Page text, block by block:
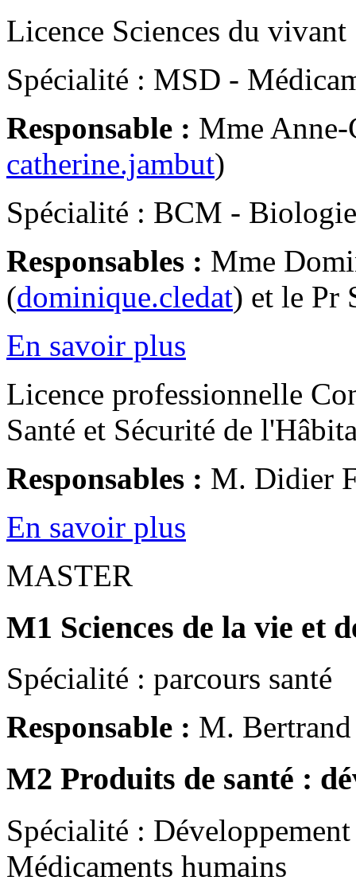
Licence Sciences du vivant
Spécialité : MSD -
Responsable : Mme
catherine.jambut)
Spécialité : BCM -
Responsables : Mme
(dominique.cledat) et le Pr
En savoir plus
Licence professionnelle
Santé et Sécurité de
Responsables : M. Didier
En savoir plus
MASTER
M1 Sciences de la vie et
Spécialité : parcours santé
Responsable : M.
M2 Produits de santé :
Spécialité :
Médicaments humains